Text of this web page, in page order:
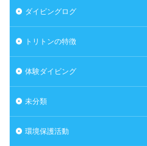
ダイビングログ
トリトンの特徴
体験ダイビング
未分類
環境保護活動